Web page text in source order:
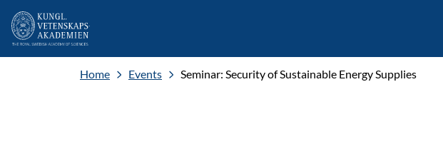
Home Events Seminar: Security of Sustainable Energy Supplies